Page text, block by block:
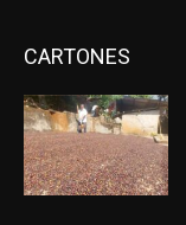
CARTONES